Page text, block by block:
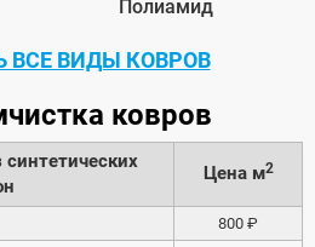
Полиамид
ВСЕ ВИДЫ КОВРОВ
ковров
Цена м2
800 ₽